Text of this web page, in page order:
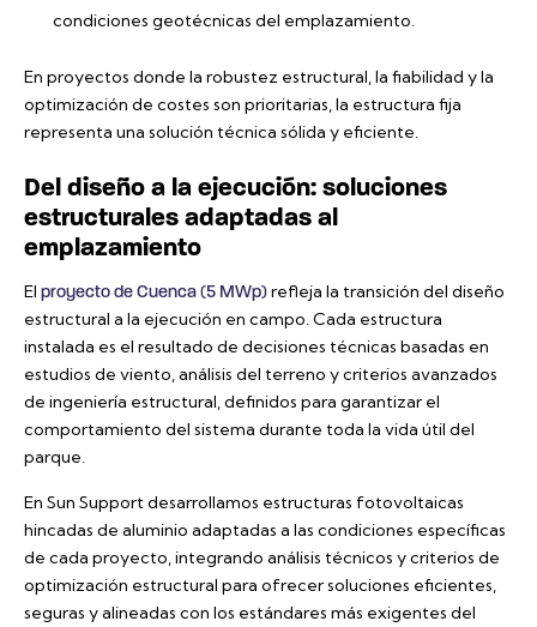
condiciones geotécnicas del emplazamiento.
En proyectos donde la robustez estructural, la fiabilidad y la
optimización de costes son prioritarias, la estructura fija
representa una solución técnica sólida y eficiente.
Del diseño a la ejecución: soluciones
estructurales adaptadas al
emplazamiento
El proyecto de Cuenca (5 MWp)refleja la transición del diseño
estructural a la ejecución en campo. Cada estructura
instalada es el resultado de decisiones técnicas basadas en
estudios de viento, análisis del terreno y criterios avanzados
de ingeniería estructural, definidos para garantizar el
comportamiento del sistema durante toda la vida útil del
parque.
En Sun Support desarrollamos estructuras fotovoltaicas
hincadas de aluminio adaptadas a las condiciones específicas
de cada proyecto, integrando análisis técnicos y criterios de
optimización estructural para ofrecer soluciones eficientes,
seguras y alineadas con los estándares más exigentes del